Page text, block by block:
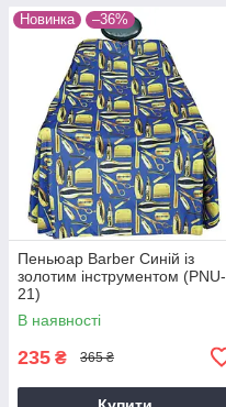
Новинка –36%
Пеньюар Barber Синій із
золотим інструментом (PNU-
21)
В наявності
235 ₴ 365 ₴